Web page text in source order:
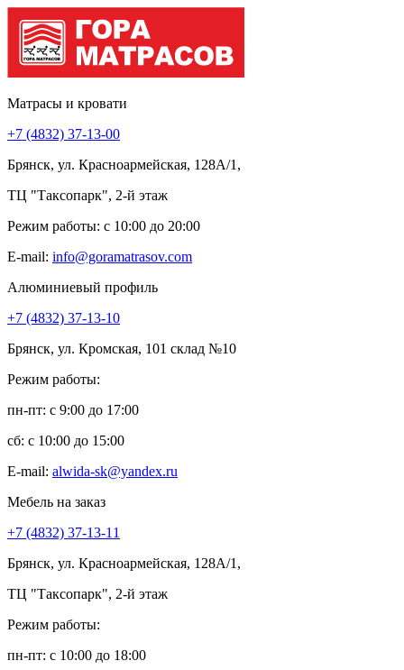
Матрасы и кровати
+7 (4832) 37-13-00
Брянск, ул. Красноармейская, 128А/1,
ТЦ "Таксопарк", 2-й этаж
Режим работы: c 10:00 до 20:00
E-mail: info@goramatrasov.com
Алюминиевый профиль
+7 (4832) 37-13-10
Брянск, ул. Кромская, 101 склад №10
Режим работы:
пн-пт: c 9:00 до 17:00
сб: c 10:00 до 15:00
E-mail: alwida-sk@yandex.ru
Мебель на заказ
+7 (4832) 37-13-11
Брянск, ул. Красноармейская, 128А/1,
ТЦ "Таксопарк", 2-й этаж
Режим работы:
пн-пт: c 10:00 до 18:00